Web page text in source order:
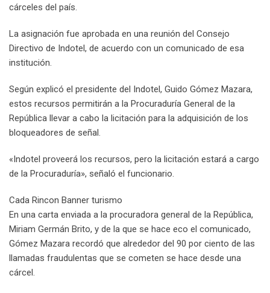
cárceles del país.
La asignación fue aprobada en una reunión del Consejo
Directivo de Indotel, de acuerdo con un comunicado de esa
institución.
Según explicó el presidente del Indotel, Guido Gómez Mazara,
estos recursos permitirán a la Procuraduría General de la
República llevar a cabo la licitación para la adquisición de los
bloqueadores de señal.
«Indotel proveerá los recursos, pero la licitación estará a cargo
de la Procuraduría», señaló el funcionario.
Cada Rincon Banner turismo
En una carta enviada a la procuradora general de la República,
Miriam Germán Brito, y de la que se hace eco el comunicado,
Gómez Mazara recordó que alrededor del 90 por ciento de las
llamadas fraudulentas que se cometen se hace desde una
cárcel.